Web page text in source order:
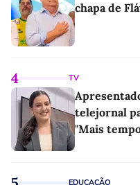
chapa de
4 TV
telejornal
"Mais
EDUCAÇÃO